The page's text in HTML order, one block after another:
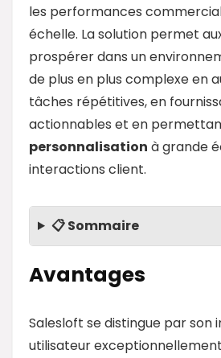
les performances
échelle. La solution permet
prospérer dans un
de plus en plus complexe en
tâches répétitives, en
actionnables et en
personnalisation à grande
interactions client.
📋 Sommaire
Avantages
Salesloft se distingue par son
utilisateur